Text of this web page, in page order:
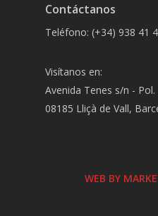
Contáctanos
Teléfono: (+34) 938 41
Visítanos en:
Avenida Tenes s/n -
08185 Lliçà de Vall,
WEB BY